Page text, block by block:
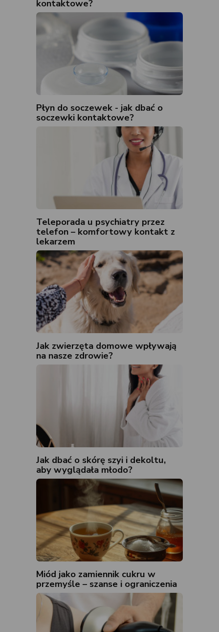
kontaktowe?
Płyn do soczewek - jak dbać o
soczewki kontaktowe?
Teleporada u psychiatry przez
telefon – komfortowy kontakt z
lekarzem
Jak zwierzęta domowe wpływają
na nasze zdrowie?
Jak dbać o skórę szyi i dekoltu,
aby wyglądała młodo?
Miód jako zamiennik cukru w
przemyśle – szanse i ograniczenia